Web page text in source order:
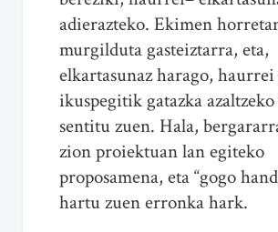
adierazteko. Ekimen
murgilduta gasteiztarra, eta,
elkartasunaz harago,
ikuspegitik gatazka
sentitu zuen. Hala,
zion proiektuan lan egiteko
proposamena, eta “gogo
hartu zuen erronka hark.